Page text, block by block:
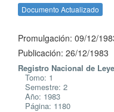
Documento Actualizado
Promulgación: 09/12/
Publicación: 26/12/1983
Registro Nacional de
Tomo: 1
Semestre: 2
Año: 1983
Página: 1180